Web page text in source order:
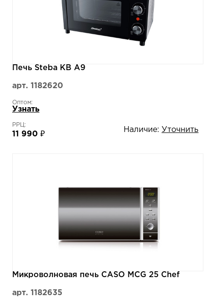
Печь Steba KB A9
арт. 1182620
Оптом:
Узнать
РРЦ:
11 990 ₽
Наличие: Уточнить
Микроволновая печь CASO MCG 25 Chef
арт. 1182635